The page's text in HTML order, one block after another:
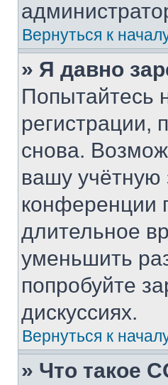
Вернуться к
» Я давно
Попытайтесь
регистрации,
снова.
вашу учётную
конференции
длительное
уменьшить
попробуйте
дискуссиях.
Вернуться к
» Что такое